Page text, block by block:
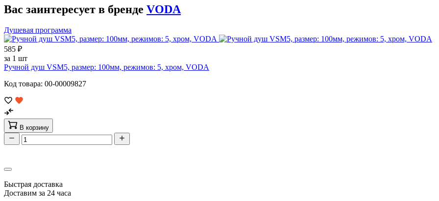
Вас заинтересует в бренде VODA
Душевая программа
585 ₽
за 1 шт
Ручной душ VSM5, размер: 100мм, режимов: 5, хром, VODA
Код товара: 00-00009827
В корзину
Быстрая доставка
Доставим за 24 часа